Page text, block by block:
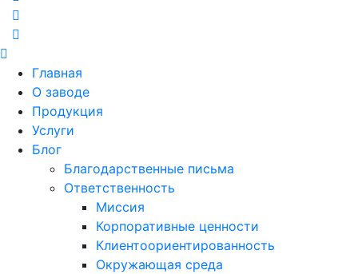
Главная
О заводе
Продукция
Услуги
Блог
Благодарственные письма
Ответственность
Миссия
Корпоративные ценности
Клиентоориентированность
Окружающая среда